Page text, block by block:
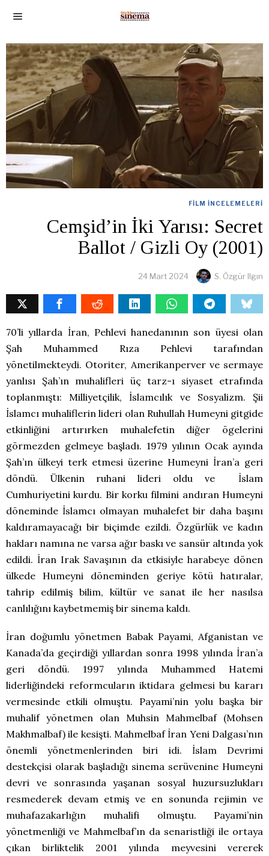
FILM İNCELEMELERI
Cemşid’in İki Yarısı: Secret
Ballot / Gizli Oy (2001)
24 Mart 2024 S. Özgür Ilgın
70’li yıllarda İran, Pehlevi hanedanının son üyesi olan
Şah Muhammed Rıza Pehlevi tarafından
yönetilmekteydi. Otoriter, Amerikanperver ve sermaye
yanlısı Şah’ın muhalifleri üç tarz-ı siyaset etrafında
toplanmıştı: Milliyetçilik, İslamcılık ve Sosyalizm. Şii
İslamcı muhaliflerin lideri olan Ruhullah Humeyni gitgide
etkinliğini artırırken muhalefetin diğer ögelerini
görmezden gelmeye başladı. 1979 yılının Ocak ayında
Şah’ın ülkeyi terk etmesi üzerine Humeyni İran’a geri
döndü. Ülkenin ruhani lideri oldu ve İslam
Cumhuriyetini kurdu. Bir korku filmini andıran Humeyni
döneminde İslamcı olmayan muhalefet bir daha başını
kaldıramayacağı bir biçimde ezildi. Özgürlük ve kadın
hakları namına ne varsa ağır baskı ve sansür altında yok
edildi. İran Irak Savaşının da etkisiyle harabeye dönen
ülkede Humeyni döneminden geriye kötü hatıralar,
tahrip edilmiş bilim, kültür ve sanat ile her nasılsa
canlılığını kaybetmemiş bir sinema kaldı.
İran doğumlu yönetmen Babak Payami, Afganistan ve
Kanada’da geçirdiği yıllardan sonra 1998 yılında İran’a
geri döndü. 1997 yılında Muhammed Hatemi
liderliğindeki reformcuların iktidara gelmesi bu kararı
vermesinde etkili olmuştu. Payami’nin yolu başka bir
muhalif yönetmen olan Muhsin Mahmelbaf (Mohsen
Makhmalbaf) ile kesişti. Mahmelbaf İran Yeni Dalgası’nın
önemli yönetmenlerinden biri idi. İslam Devrimi
destekçisi olarak başladığı sinema serüvenine Humeyni
devri ve sonrasında yaşanan sosyal huzursuzlukları
resmederek devam etmiş ve en sonunda rejimin ve
muhafazakarlığın muhalifi olmuştu. Payami’nin
yönetmenliği ve Mahmelbaf’ın da senaristliği ile ortaya
çıkan birliktelik 2001 yılında meyvesini vererek